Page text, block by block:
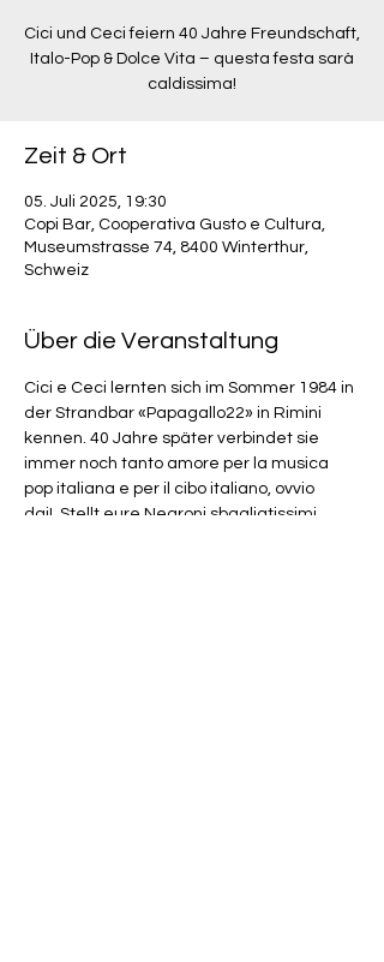
Cici und Ceci feiern 40 Jahre Freundschaft,
Italo-Pop & Dolce Vita – questa festa sarà
caldissima!
Zeit & Ort
05. Juli 2025, 19:30
Copi Bar, Cooperativa Gusto e Cultura,
Museumstrasse 74, 8400 Winterthur,
Schweiz
Über die Veranstaltung
Cici e Ceci lernten sich im Sommer 1984 in
der Strandbar «Papagallo22» in Rimini
kennen. 40 Jahre später verbindet sie
immer noch tanto amore per la musica
pop italiana e per il cibo italiano, ovvio
dai!  Stellt eure Negroni sbagliatissimi